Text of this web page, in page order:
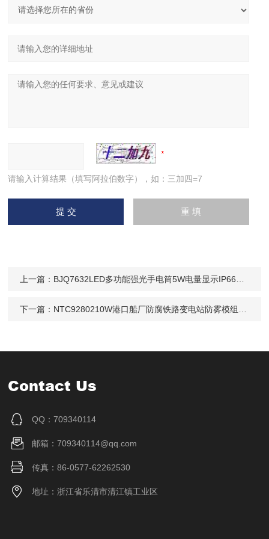
请输入计算结果（填写阿拉伯数字），如：三加四=7
上一篇： BJQ7632LED多功能强光手电筒5W电量显示IP66防水
下一篇： NTC9280210W港口船厂防腐铁路变电站防雾模组投光灯
Contact Us
QQ：709340114
邮箱：709340114@qq.com
传真：86-0577-62262530
地址：浙江省乐清市清江镇工业区